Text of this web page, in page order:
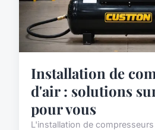
Installation de
d'air : solutions
pour vous
L'installation de